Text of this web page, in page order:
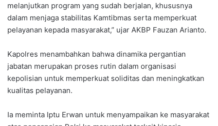
melanjutkan program yang sudah berjalan, khususnya
dalam menjaga stabilitas Kamtibmas serta memperkuat
pelayanan kepada masyarakat,” ujar AKBP Fauzan Arianto.
Kapolres menambahkan bahwa dinamika pergantian
jabatan merupakan proses rutin dalam organisasi
kepolisian untuk memperkuat soliditas dan meningkatkan
kualitas pelayanan.
Ia meminta Iptu Erwan untuk menyampaikan ke masyarakat